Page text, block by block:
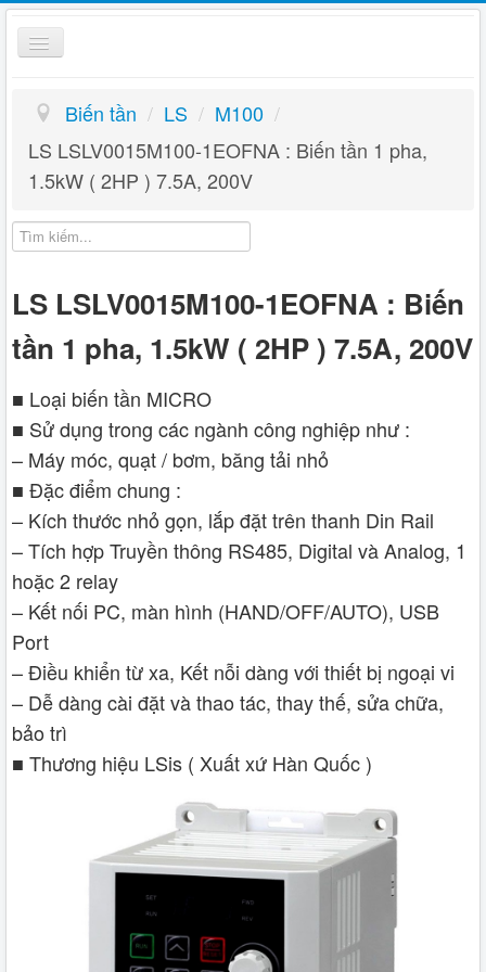
Toggle
Navigation
Biến Tần
Kỹ thuật
Giỏ hàng
Hướng dẫn
Biến tần / LS / M100 /
LS LSLV0015M100-1EOFNA : Biến tần 1 pha,
1.5kW ( 2HP ) 7.5A, 200V
LS LSLV0015M100-1EOFNA : Biến
tần 1 pha, 1.5kW ( 2HP ) 7.5A, 200V
■ Loại biến tần MICRO
■ Sử dụng trong các ngành công nghiệp như :
– Máy móc, quạt / bơm, băng tải nhỏ
■ Đặc điểm chung :
– Kích thước nhỏ gọn, lắp đặt trên thanh Din Rail
– Tích hợp Truyền thông RS485, Digital và Analog, 1
hoặc 2 relay
– Kết nối PC, màn hình (HAND/OFF/AUTO), USB
Port
– Điều khiển từ xa, Kết nỗi dàng với thiết bị ngoại vi
– Dễ dàng cài đặt và thao tác, thay thế, sửa chữa,
bảo trì
■ Thương hiệu LSis ( Xuất xứ Hàn Quốc )